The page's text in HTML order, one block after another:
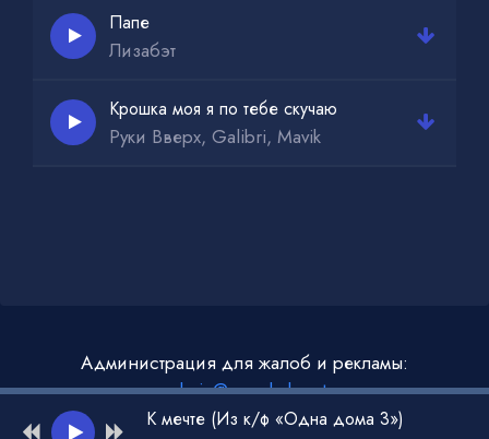
Папе
Лизабэт
Крошка моя я по тебе скучаю
Руки Вверх, Galibri, Mavik
Администрация для жалоб и рекламы:
admin@muzdark.net
К мечте (Из к/ф «Одна дома 3»)